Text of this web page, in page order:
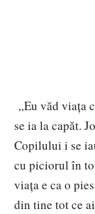
„Eu văd viața
se ia la capăt.
Copilului i se
cu piciorul în
viața e ca o
din tine tot ce